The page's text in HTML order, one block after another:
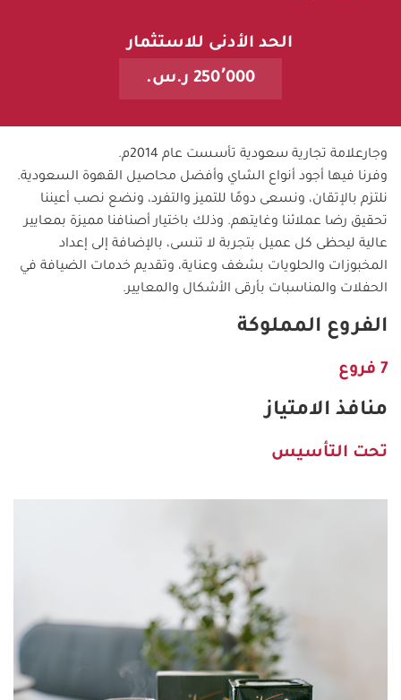
الحد الأدنى للاستثمار
250٬000 ر.س.
وجارعلامة تجارية سعودية تأسست عام 2014م.
وفرنا فيها أجود أنواع الشاي وأفضل محاصيل القهوة السعودية.
نلتزم بالإتقان، ونسعى دومًا للتميز والتفرد، ونضع نصب أعيننا
تحقيق رضا عملائنا وغايتهم. وذلك باختيار أصنافنا مميزة بمعايير
عالية ليحظى كل عميل بتجربة لا تنسى، بالإضافة إلى إعداد
المخبوزات والحلويات بشغف وعناية، وتقديم خدمات الضيافة في
الحفلات والمناسبات بأرقى الأشكال والمعايير.
الفروع المملوكة
7 فروع
منافذ الامتياز
تحت التأسيس